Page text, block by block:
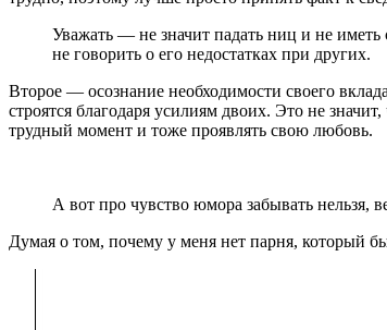
Уважать — не значит падать ниц и не иметь
не говорить о его недостатках при других.
Второе — осознание необходимости своего
строятся благодаря усилиям двоих. Это не
трудный момент и тоже проявлять свою любовь.
А вот про чувство юмора забывать нельзя,
Думая о том, почему у меня нет парня, который